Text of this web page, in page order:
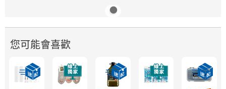
您可能會喜歡